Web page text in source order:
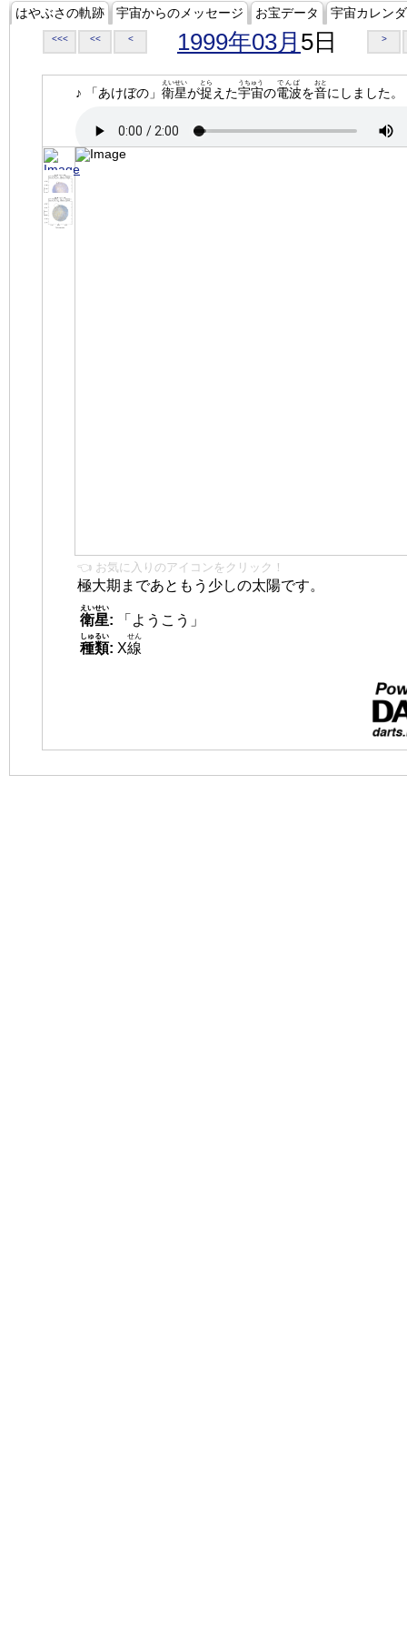
はやぶさの軌跡 宇宙からのメッセージ お宝データ 宇宙カレン
<<< << < 1999年03月 5日 >
♪ 「あけぼの」 衛星
えいせい
が捉
とら
えた宇宙
うちゅう
の電波
でんぱ
を音
おと
にしました。
👈 お気に入りのアイコンをクリック！
極大期まであともう少しの太陽です。
衛星
えいせい
:
「ようこう」
種類
しゅるい
: X線
せん